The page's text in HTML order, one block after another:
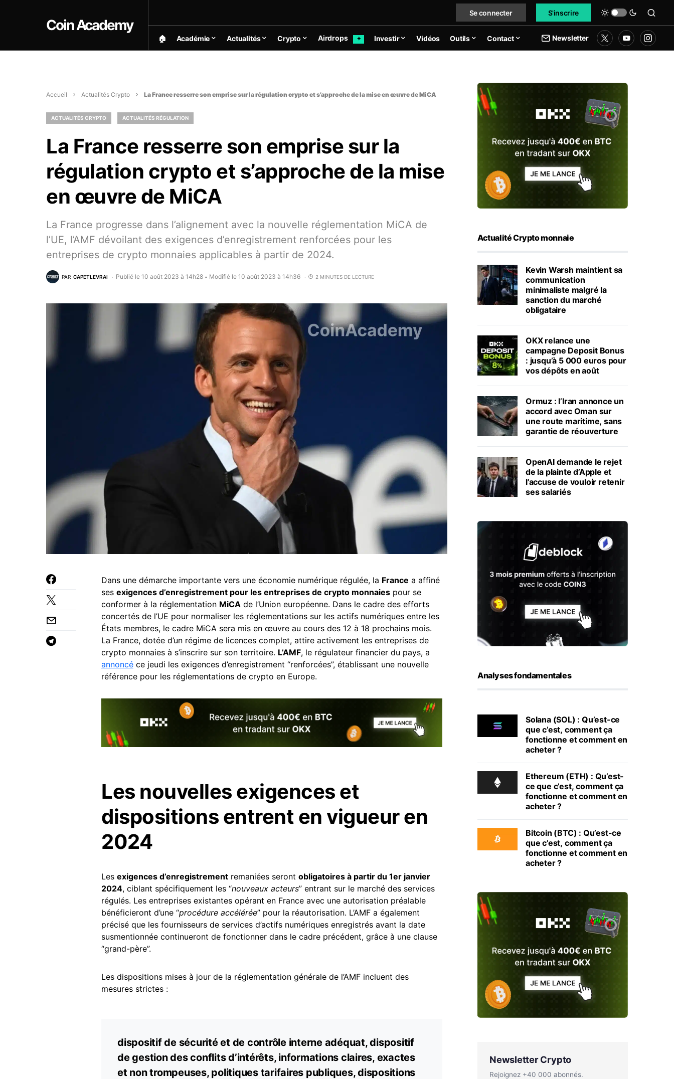
Coin Academy
Se connecter S'inscrire
🏠︎ Académie Actualités Crypto Airdrops ✦ Investir Vidéos Outils Contact Newsletter
Accueil Actualités Crypto La France resserre son emprise sur la régulation crypto et s’approche de la mise en œuvre de MiCA
ACTUALITÉS CRYPTO ACTUALITÉS RÉGULATION
La France resserre son emprise sur la
régulation crypto et s’approche de la mise
en œuvre de MiCA
La France progresse dans l’alignement avec la nouvelle réglementation MiCA de
l’UE, l’AMF dévoilant des exigences d’enregistrement renforcées pour les
entreprises de crypto monnaies applicables à partir de 2024.
PAR CAPETLEVRAI Publié le 10 août 2023 à 14h28 • Modifié le 10 août 2023 à 14h36 2 MINUTES DE LECTURE
Dans une démarche importante vers une économie numérique régulée, la France a affiné
ses exigences d’enregistrement pour les entreprises de crypto monnaies pour se
conformer à la réglementation MiCA de l’Union européenne. Dans le cadre des efforts
concertés de l’UE pour normaliser les réglementations sur les actifs numériques entre les
États membres, le cadre MiCA sera mis en œuvre au cours des 12 à 18 prochains mois.
La France, dotée d’un régime de licences complet, attire activement les entreprises de
crypto monnaies à s’inscrire sur son territoire. L’AMF, le régulateur financier du pays, a
annoncé ce jeudi les exigences d’enregistrement “renforcées”, établissant une nouvelle
référence pour les réglementations de crypto en Europe.
Les nouvelles exigences et
dispositions entrent en vigueur en
2024
Les exigences d’enregistrement remaniées seront obligatoires à partir du 1er janvier
2024, ciblant spécifiquement les “nouveaux acteurs” entrant sur le marché des services
régulés. Les entreprises existantes opérant en France avec une autorisation préalable
bénéficieront d’une “procédure accélérée” pour la réautorisation. L’AMF a également
précisé que les fournisseurs de services d’actifs numériques enregistrés avant la date
susmentionnée continueront de fonctionner dans le cadre précédent, grâce à une clause
“grand-père”.
Les dispositions mises à jour de la réglementation générale de l’AMF incluent des
mesures strictes :
dispositif de sécurité et de contrôle interne adéquat, dispositif
de gestion des conflits d’intérêts, informations claires, exactes
et non trompeuses, politiques tarifaires publiques, dispositions
Actualité Crypto monnaie
Kevin Warsh maintient sa
communication
minimaliste malgré la
sanction du marché
obligataire
OKX relance une
campagne Deposit Bonus
: jusqu’à 5 000 euros pour
vos dépôts en août
Ormuz : l’Iran annonce un
accord avec Oman sur
une route maritime, sans
garantie de réouverture
OpenAI demande le rejet
de la plainte d’Apple et
l’accuse de vouloir retenir
ses salariés
Analyses fondamentales
Solana (SOL) : Qu’est-ce
que c’est, comment ça
fonctionne et comment en
acheter ?
Ethereum (ETH) : Qu’est-
ce que c’est, comment ça
fonctionne et comment en
acheter ?
Bitcoin (BTC) : Qu’est-ce
que c’est, comment ça
fonctionne et comment en
acheter ?
Newsletter Crypto
Rejoignez +40 000 abonnés.